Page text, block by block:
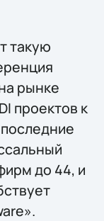
такую
рынке
проектов к
до 44, и